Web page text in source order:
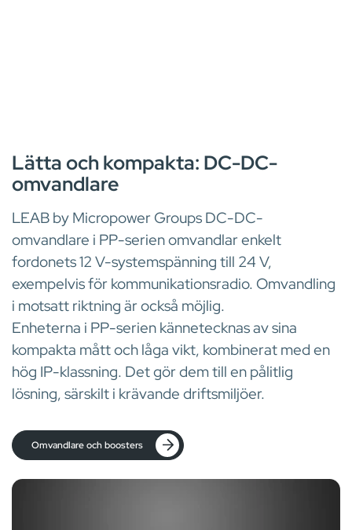
Lätta och kompakta: DC-DC-
omvandlare
LEAB by Micropower Groups DC-DC-
omvandlare i PP-serien omvandlar enkelt
fordonets 12 V-systemspänning till 24 V,
exempelvis för kommunikationsradio. Omvandling
i motsatt riktning är också möjlig.
Enheterna i PP-serien kännetecknas av sina
kompakta mått och låga vikt, kombinerat med en
hög IP-klassning. Det gör dem till en pålitlig
lösning, särskilt i krävande driftsmiljöer.
Omvandlare och boosters